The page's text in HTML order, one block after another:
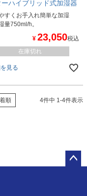
ーハイブリッド式加湿器
すくお手入れ簡単な加湿
量750ml/h。
¥ 23,050税込
在庫切れ
見る
順 4件中 1-4件表示